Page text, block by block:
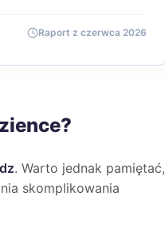
Raport z czerwca 2026
. Warto jednak pamiętać,
skomplikowania